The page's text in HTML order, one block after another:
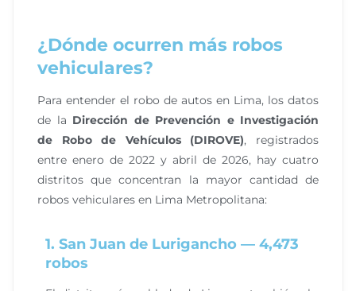
¿Dónde ocurren más robos
vehiculares?
Para entender el robo de autos en Lima, los datos
de la Dirección de Prevención e Investigación
de Robo de Vehículos (DIROVE), registrados
entre enero de 2022 y abril de 2026, hay cuatro
distritos que concentran la mayor cantidad de
robos vehiculares en Lima Metropolitana:
1. San Juan de Lurigancho — 4,473
robos